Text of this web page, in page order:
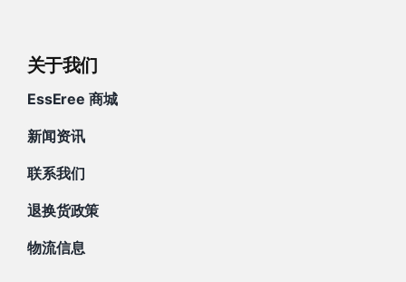
关于我们
EssEree 商城
新闻资讯
联系我们
退换货政策
物流信息